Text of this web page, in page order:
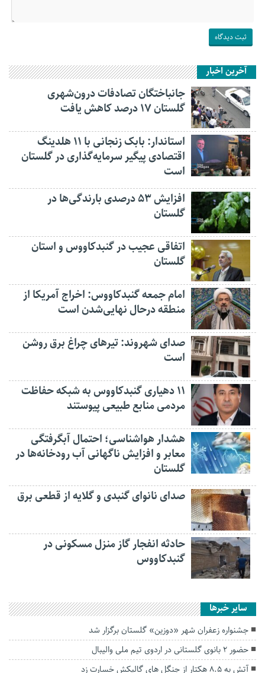
آخرین اخبار
جانباختگان تصادفات درون‌شهری
گلستان ۱۷ درصد کاهش یافت
استاندار: بابک زنجانی با ۱۱ هلدینگ
اقتصادی پیگیر سرمایه‌گذاری در گلستان
است
افزایش ۵۳ درصدی بارندگی‌ها در
گلستان
اتفاقی عجیب در‌ گنبدکاووس و استان
گلستان
امام جمعه گنبدکاووس: اخراج آمریکا از
منطقه درحال نهایی‌شدن است
صدای شهروند: تیرهای چراغ برق روشن
است
۱۱ دهیاری گنبدکاووس به شبکه حفاظت
مردمی منابع طبیعی پیوستند
هشدار هواشناسی؛ احتمال آبگرفتگی
معابر و افزایش ناگهانی آب رودخانه‌ها در
گلستان
صدای نانوای گنبدی و گلایه از قطعی برق
حادثه انفجار گاز منزل مسکونی در
گنبدکاووس
سایر خبرها
جشنواره زعفران شهر «دوزین» گلستان برگزار شد
حضور ۲ بانوی گلستانی در اردوی تیم ملی والیبال
آتش به ۸.۵ هکتار از جنگل های گالیکش خسارت زد